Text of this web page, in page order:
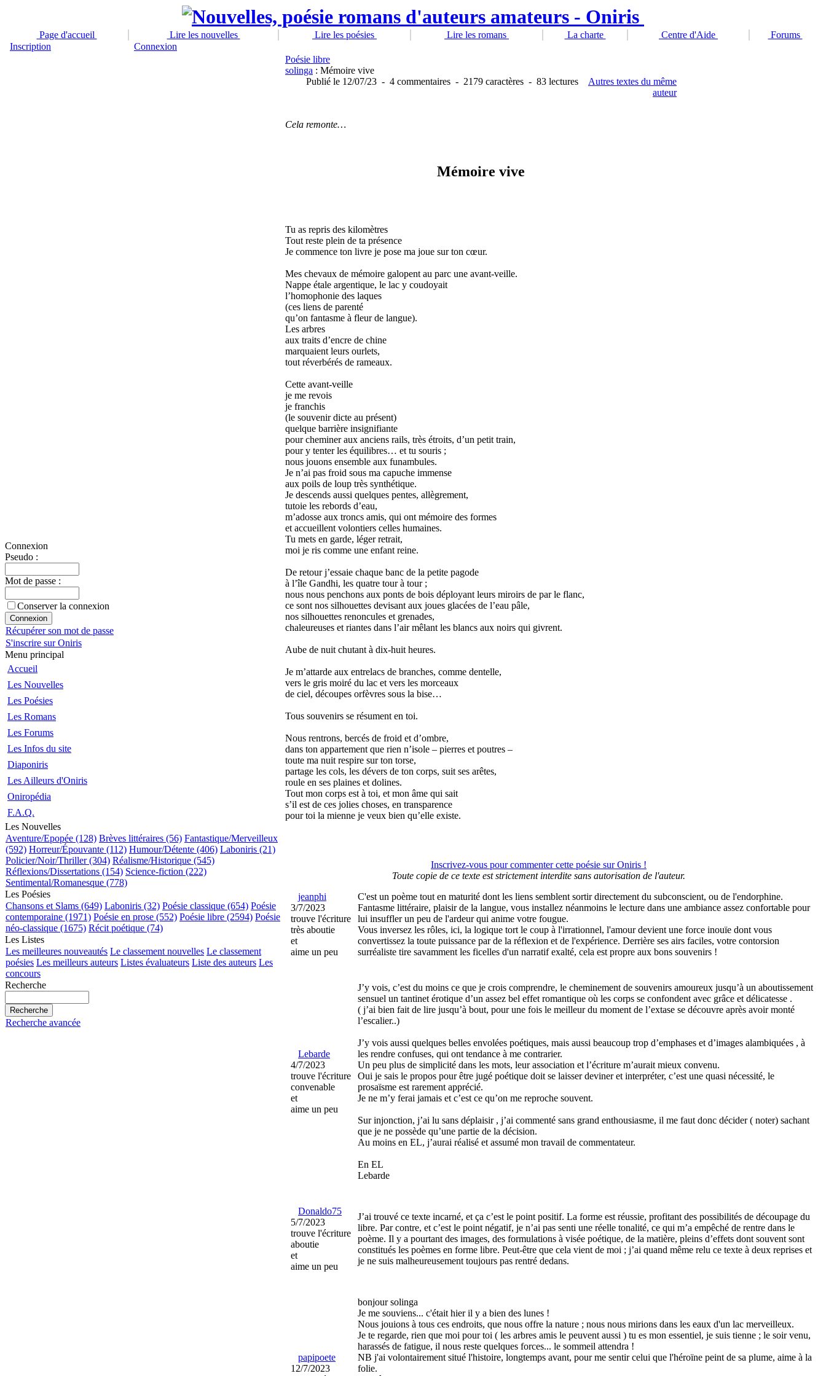
Page d'accueil Lire les nouvelles Lire les poésies Lire les romans La charte Centre d'Aide
Forums
Inscription
Connexion
Connexion
Pseudo :
Mot de passe :
Conserver la connexion
Récupérer son mot de passe
S'inscrire sur Oniris
Menu principal
Accueil
Les Nouvelles
Les Poésies
Les Romans
Les Forums
Les Infos du site
Diaponiris
Les Ailleurs d'Oniris
Oniropédia
F.A.Q.
Les Nouvelles
Aventure/Epopée (128) Brèves littéraires (56) Fantastique/Merveilleux
(592) Horreur/Épouvante (112) Humour/Détente (406) Laboniris (21)
Policier/Noir/Thriller (304) Réalisme/Historique (545)
Réflexions/Dissertations (154) Science-fiction (222)
Sentimental/Romanesque (778)
Les Poésies
Chansons et Slams (649) Laboniris (32) Poésie classique (654) Poésie
contemporaine (1971) Poésie en prose (552) Poésie libre (2594) Poésie
néo-classique (1675) Récit poétique (74)
Les Listes
Les meilleures nouveautés Le classement nouvelles Le classement
poésies Les meilleurs auteurs Listes évaluateurs Liste des auteurs Les
concours
Recherche
Recherche avancée
Poésie libre
solinga : Mémoire vive
Publié le 12/07/23 - 4 commentaires - 2179 caractères - 83 lectures
Autres textes du même
auteur
Cela remonte…
Mémoire vive
Tu as repris des kilomètres
Tout reste plein de ta présence
Je commence ton livre je pose ma joue sur ton cœur.
Mes chevaux de mémoire galopent au parc une avant-veille.
Nappe étale argentique, le lac y coudoyait
l’homophonie des laques
(ces liens de parenté
qu’on fantasme à fleur de langue).
Les arbres
aux traits d’encre de chine
marquaient leurs ourlets,
tout réverbérés de rameaux.
Cette avant-veille
je me revois
je franchis
(le souvenir dicte au présent)
quelque barrière insignifiante
pour cheminer aux anciens rails, très étroits, d’un petit train,
pour y tenter les équilibres… et tu souris ;
nous jouons ensemble aux funambules.
Je n’ai pas froid sous ma capuche immense
aux poils de loup très synthétique.
Je descends aussi quelques pentes, allègrement,
tutoie les rebords d’eau,
m’adosse aux troncs amis, qui ont mémoire des formes
et accueillent volontiers celles humaines.
Tu mets en garde, léger retrait,
moi je ris comme une enfant reine.
De retour j’essaie chaque banc de la petite pagode
à l’île Gandhi, les quatre tour à tour ;
nous nous penchons aux ponts de bois déployant leurs miroirs de par le flanc,
ce sont nos silhouettes devisant aux joues glacées de l’eau pâle,
nos silhouettes renoncules et grenades,
chaleureuses et riantes dans l’air mêlant les blancs aux noirs qui givrent.
Aube de nuit chutant à dix-huit heures.
Je m’attarde aux entrelacs de branches, comme dentelle,
vers le gris moiré du lac et vers les morceaux
de ciel, découpes orfèvres sous la bise…
Tous souvenirs se résument en toi.
Nous rentrons, bercés de froid et d’ombre,
dans ton appartement que rien n’isole – pierres et poutres –
toute ma nuit respire sur ton torse,
partage les cols, les dévers de ton corps, suit ses arêtes,
roule en ses plaines et dolines.
Tout mon corps est à toi, et mon âme qui sait
s’il est de ces jolies choses, en transparence
pour toi la mienne je veux bien qu’elle existe.
Inscrivez-vous pour commenter cette poésie sur Oniris !
Toute copie de ce texte est strictement interdite sans autorisation de l'auteur.
jeanphi
3/7/2023
trouve l'écriture
très aboutie
et
aime un peu
C'est un poème tout en maturité dont les liens semblent sortir directement du subconscient, ou de l'endorphine.
Fantasme littéraire, plaisir de la langue, vous installez néanmoins le lecture dans une ambiance assez confortable pour
lui insuffler un peu de l'ardeur qui anime votre fougue.
Vous inversez les rôles, ici, la logique tort le coup à l'irrationnel, l'amour devient une force inouïe dont vous
convertissez la toute puissance par de la réflexion et de l'expérience. Derrière ses airs faciles, votre contorsion
surréaliste tire savamment les ficelles d'un narratif exalté, cela est propre aux bons souvenirs !
Lebarde
4/7/2023
trouve l'écriture
convenable
et
aime un peu
J’y vois, c’est du moins ce que je crois comprendre, le cheminement de souvenirs amoureux jusqu’à un aboutissement
sensuel un tantinet érotique d’un assez bel effet romantique où les corps se confondent avec grâce et délicatesse .
( j’ai bien fait de lire jusqu’à bout, pour une fois le meilleur du moment de l’extase se découvre après avoir monté
l’escalier..)
J’y vois aussi quelques belles envolées poétiques, mais aussi beaucoup trop d’emphases et d’images alambiquées , à
les rendre confuses, qui ont tendance à me contrarier.
Un peu plus de simplicité dans les mots, leur association et l’écriture m’aurait mieux convenu.
Oui je sais le propos pour être jugé poétique doit se laisser deviner et interpréter, c’est une quasi nécessité, le
prosaïsme est rarement apprécié.
Je ne m’y ferai jamais et c’est ce qu’on me reproche souvent.
Sur injonction, j’ai lu sans déplaisir , j’ai commenté sans grand enthousiasme, il me faut donc décider ( noter) sachant
que je ne possède qu’une partie de la décision.
Au moins en EL, j’aurai réalisé et assumé mon travail de commentateur.
En EL
Lebarde
Donaldo75
5/7/2023
trouve l'écriture
aboutie
et
aime un peu
J’ai trouvé ce texte incarné, et ça c’est le point positif. La forme est réussie, profitant des possibilités de découpage du
libre. Par contre, et c’est le point négatif, je n’ai pas senti une réelle tonalité, ce qui m’a empêché de rentre dans le
poème. Il y a pourtant des images, des formulations à visée poétique, de la matière, pleins d’effets dont souvent sont
constitués les poèmes en forme libre. Peut-être que cela vient de moi ; j’ai quand même relu ce texte à deux reprises et
je ne suis malheureusement toujours pas rentré dedans.
papipoete
12/7/2023
bonjour solinga
Je me souviens... c'était hier il y a bien des lunes !
Nous jouions à tous ces endroits, que nous offre la nature ; nous nous mirions dans les eaux d'un lac merveilleux.
Je te regarde, rien que moi pour toi ( les arbres amis le peuvent aussi ) tu es mon essentiel, je suis tienne ; le soir venu,
harassés de fatigue, il nous reste quelques forces... le sommeil attendra !
NB j'ai volontairement situé l'histoire, longtemps avant, pour me sentir celui que l'héroïne peint de sa plume, aime à la
folie.